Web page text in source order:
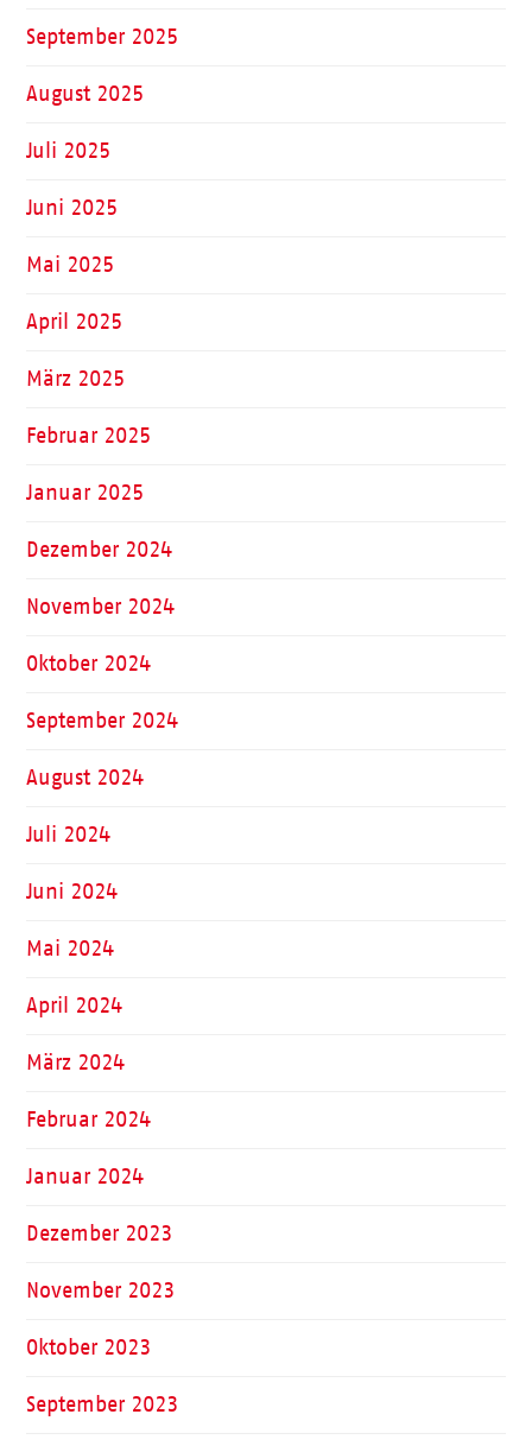
September 2025
August 2025
Juli 2025
Juni 2025
Mai 2025
April 2025
März 2025
Februar 2025
Januar 2025
Dezember 2024
November 2024
Oktober 2024
September 2024
August 2024
Juli 2024
Juni 2024
Mai 2024
April 2024
März 2024
Februar 2024
Januar 2024
Dezember 2023
November 2023
Oktober 2023
September 2023